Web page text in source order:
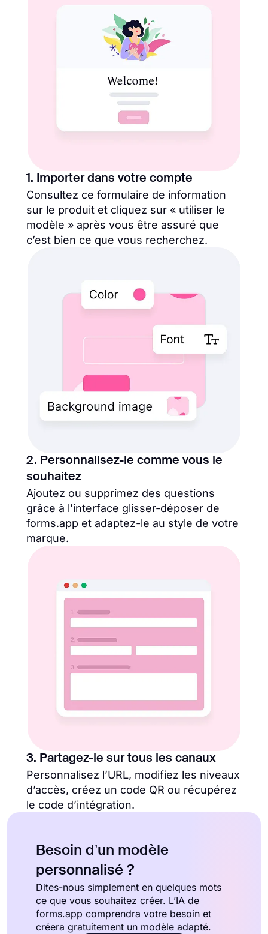
1. Importer dans votre compte
Consultez ce formulaire de information
sur le produit et cliquez sur « utiliser le
modèle » après vous être assuré que
c’est bien ce que vous recherchez.
2. Personnalisez-le comme vous le
souhaitez
Ajoutez ou supprimez des questions
grâce à l’interface glisser-déposer de
forms.app et adaptez-le au style de votre
marque.
3. Partagez-le sur tous les canaux
Personnalisez l’URL, modifiez les niveaux
d’accès, créez un code QR ou récupérez
le code d’intégration.
Besoin d’un modèle
personnalisé ?
Dites-nous simplement en quelques mots
ce que vous souhaitez créer. L’IA de
forms.app comprendra votre besoin et
créera gratuitement un modèle adapté.